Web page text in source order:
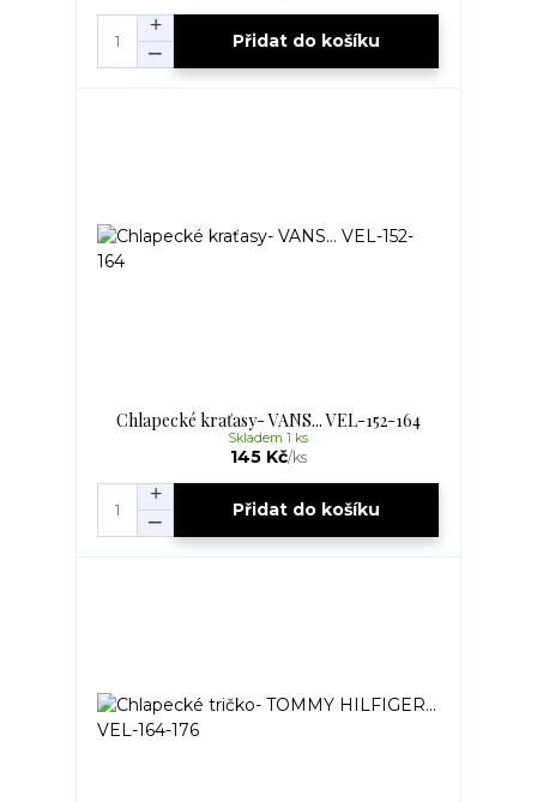
Přidat do košíku
Chlapecké kraťasy- VANS... VEL-152-164
145 Kč/ks
Skladem 1 ks
Přidat do košíku